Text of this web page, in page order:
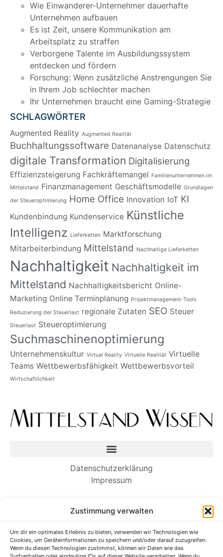
Zustimmung verwalten
Um dir ein optimales Erlebnis zu bieten, verwenden wir Technologien wie
Cookies, um Geräteinformationen zu speichern und/oder darauf zuzugreifen.
Wenn du diesen Technologien zustimmst, können wir Daten wie das
Wie Einwanderer-Unternehmer dauerhafte
Unternehmen aufbauen
Es ist Zeit, unsere Kommunikation am
Arbeitsplatz zu straffen
Verborgene Talente im Ausbildungssystem
entdecken und fördern
Forschung: Wenn zusätzliche Anstrengungen Sie
in Ihrem Job schlechter machen
Ihr Unternehmen braucht eine Gaming-Strategie
SCHLAGWÖRTER
Augmented Reality Augmented Realität
Buchhaltungssoftware Datenanalyse Datenschutz
digitale Transformation Digitalisierung
Effizienzsteigerung Fachkräftemangel Familienunternehmen im
Mittelstand Finanzmanagement Geschäftsmodelle Grundlagen
der Steueroptimierung Home Office Innovation IoT KI
Kundenbindung Kundenservice Künstliche
Intelligenz Lieferketten Marktforschung
Mitarbeiterbindung Mittelstand Nachhaltige Lieferketten
Nachhaltigkeit Nachhaltigkeit im
Mittelstand Nachhaltigkeitsbericht Online-
Marketing Online Terminplanung Projektmanagement-Tools
Reduzierung der Steuerlast regionale Zutaten SEO Steuer
Steuerlast Steueroptimierung
Suchmaschinenoptimierung
Unternehmenskultur Virtual Reality Virtuelle Realität Virtuelle
Teams Wettbewerbsfähigkeit Wettbewerbsvorteil
Wirtschaftlichkeit
Datenschutzerklärung
Impressum
Unternehmen aufbauen
Es ist Zeit, unsere Kommunikation am